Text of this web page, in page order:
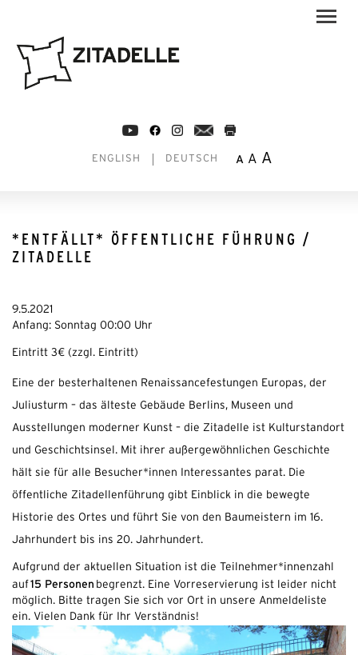
ENGLISH DEUTSCH A A A
*ENTFÄLLT* ÖFFENTLICHE FÜHRUNG /
ZITADELLE
9.5.2021
Anfang: Sonntag 00:00 Uhr
Eintritt 3€ (zzgl. Eintritt)
Eine der besterhaltenen Renaissancefestungen Europas, der
Juliusturm – das älteste Gebäude Berlins, Museen und
Ausstellungen moderner Kunst – die Zitadelle ist Kulturstandort
und Geschichtsinsel. Mit ihrer außergewöhnlichen Geschichte
hält sie für alle Besucher*innen Interessantes parat. Die
öffentliche Zitadellenführung gibt Einblick in die bewegte
Historie des Ortes und führt Sie von den Baumeistern im 16.
Jahrhundert bis ins 20. Jahrhundert.
Aufgrund der aktuellen Situation ist die Teilnehmer*innenzahl
auf 15 Personen begrenzt. Eine Vorreservierung ist leider nicht
möglich. Bitte tragen Sie sich vor Ort in unsere Anmeldeliste
ein. Vielen Dank für Ihr Verständnis!